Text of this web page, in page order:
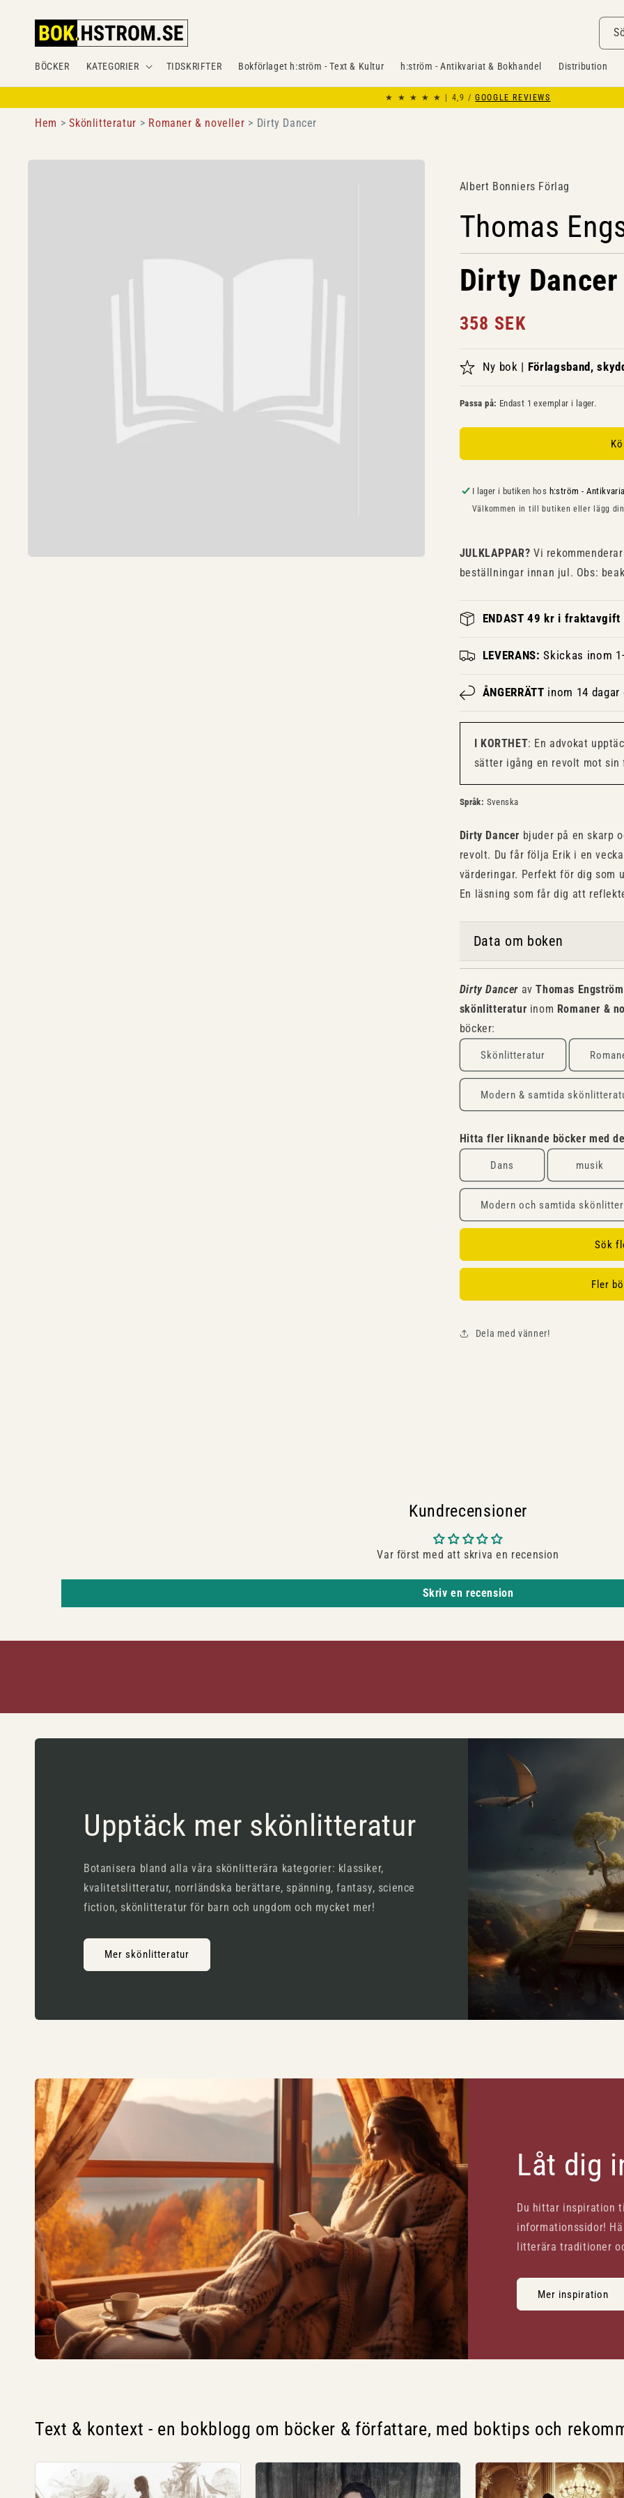
innehåll
BÖCKER KATEGORIER TIDSKRIFTER Bokförlaget h:ström - Text & Kultur h:ström - Antikvariat & Bokhandel Distribution
★ ★ ★ ★ ★ | 4,9 /GOOGLE REVIEWS
Hem Skönlitteratur Romaner & noveller Dirty Dancer
Albert Bonniers Förlag
Thomas
Dirty Dancer
Ordinarie
358 SEK
Ny bok | Förlagsband,
Passa på: Endast 1 exemplar i lager.
I lager i butiken hos h:ström -
Välkommen in till butiken eller lägg
JULKLAPPAR? Vi
beställningar innan jul. Obs:
ENDAST 49 kr i fraktavgift
LEVERANS: Skickas inom
ÅNGERRÄTT inom 14
I KORTHET: En advokat
sätter igång en revolt mot
Språk: Svenska
Dirty Dancer bjuder på en skarp
revolt. Du får följa Erik i en
värderingar. Perfekt för dig som
En läsning som får dig att
Data om boken
Dirty Dancer avThomas Engström
skönlitteratur inom Romaner &
böcker:
Skönlitteratur
Modern & samtida
Hitta fler liknande böcker med
Dans musik
Modern och samtida
Sök
Fler
Dela med vänner!
Kundrecensioner
Var först med att skriva en recension
Skriv en recension
Upptäck mer skönlitteratur
Botanisera bland alla våra skönlitterära kategorier: klassiker,
kvalitetslitteratur, norrländska berättare, spänning, fantasy, science
fiction, skönlitteratur för barn och ungdom och mycket mer!
Mer skönlitteratur
Låt dig
Du hittar inspiration
informationssidor!
litterära traditioner
Mer inspiration
Text & kontext - en bokblogg om böcker & författare, med boktips och